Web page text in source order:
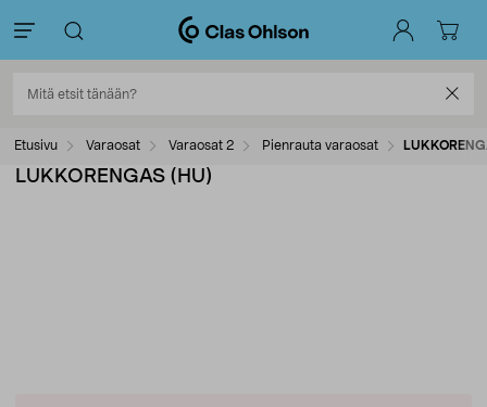
Etusivu Varaosat Varaosat 2 Pienrauta varaosat
LUKKORENGAS (HU)